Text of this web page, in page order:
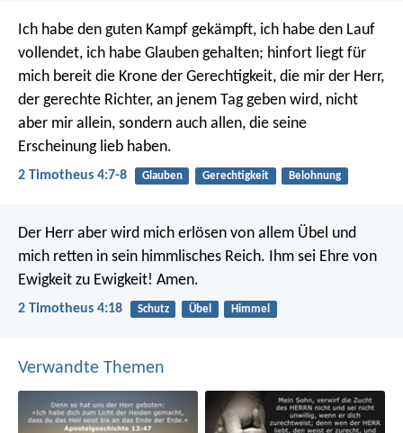
Ich habe den guten Kampf gekämpft, ich habe den Lauf
vollendet, ich habe Glauben gehalten; hinfort liegt für
mich bereit die Krone der Gerechtigkeit, die mir der Herr,
der gerechte Richter, an jenem Tag geben wird, nicht
aber mir allein, sondern auch allen, die seine
Erscheinung lieb haben.
2 Timotheus 4:7-8 Glauben Gerechtigkeit Belohnung
Der Herr aber wird mich erlösen von allem Übel und
mich retten in sein himmlisches Reich. Ihm sei Ehre von
Ewigkeit zu Ewigkeit! Amen.
2 Timotheus 4:18 Schutz Übel Himmel
Verwandte Themen